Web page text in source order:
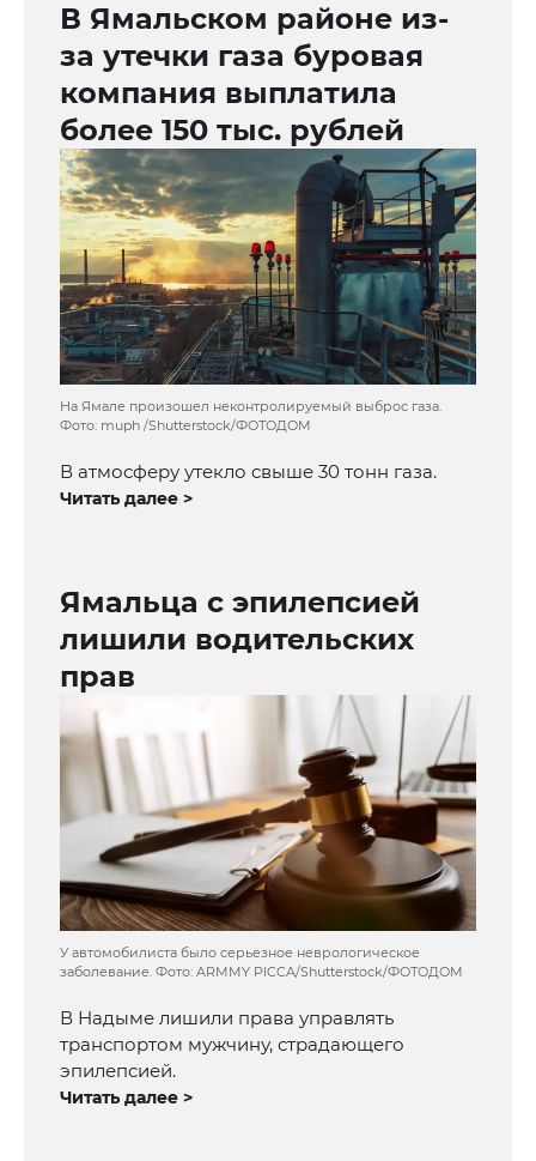
В Ямальском районе из-
за утечки газа буровая
компания выплатила
более 150 тыс. рублей
На Ямале произошел неконтролируемый выброс газа.
Фото: muph /Shutterstock/ФОТОДОМ
В атмосферу утекло свыше 30 тонн газа.
Читать далее >
Ямальца с эпилепсией
лишили водительских
прав
У автомобилиста было серьезное неврологическое
заболевание. Фото: ARMMY PICCA/Shutterstock/ФОТОДОМ
В Надыме лишили права управлять
транспортом мужчину, страдающего
эпилепсией.
Читать далее >